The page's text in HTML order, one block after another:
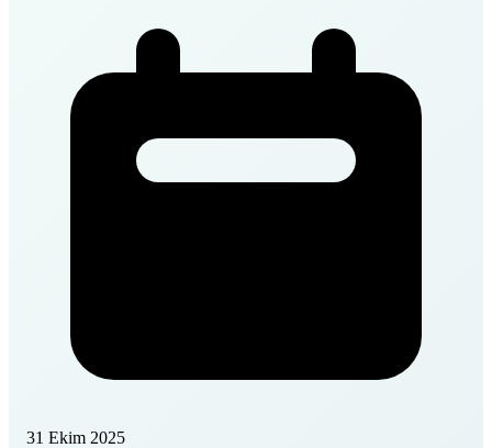
31 Ekim 2025